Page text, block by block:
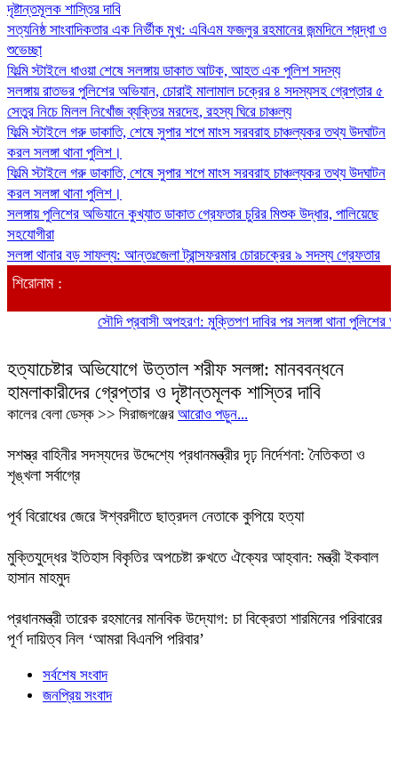
দৃষ্টান্তমূলক শাস্তির দাবি
সত্যনিষ্ঠ সাংবাদিকতার এক নির্ভীক মুখ: এবিএম ফজলুর রহমানের জন্মদিনে শ্রদ্ধা ও
শুভেচ্ছা
ফিল্মি স্টাইলে ধাওয়া শেষে সলঙ্গায় ডাকাত আটক, আহত এক পুলিশ সদস্য
সলঙ্গায় রাতভর পুলিশের অভিযান, চোরাই মালামাল চক্রের ৪ সদস্যসহ গ্রেপ্তার ৫
সেতুর নিচে মিলল নিখোঁজ ব্যক্তির মরদেহ, রহস্য ঘিরে চাঞ্চল্য
ফিল্মি স্টাইলে গরু ডাকাতি, শেষে সুপার শপে মাংস সরবরাহ চাঞ্চল্যকর তথ্য উদঘাটন
করল সলঙ্গা থানা পুলিশ।
ফিল্মি স্টাইলে গরু ডাকাতি, শেষে সুপার শপে মাংস সরবরাহ চাঞ্চল্যকর তথ্য উদঘাটন
করল সলঙ্গা থানা পুলিশ।
সলঙ্গায় পুলিশের অভিযানে কুখ্যাত ডাকাত গ্রেফতার চুরির মিশুক উদ্ধার, পালিয়েছে
সহযোগীরা
সলঙ্গা থানার বড় সাফল্য: আন্তঃজেলা ট্রান্সফরমার চোরচক্রের ৯ সদস্য গ্রেফতার
শিরোনাম :
সৌদি প্রবাসী অপহরণ: মুক্তিপণ দাবির পর সলঙ্গা থানা পুলিশের
হত্যাচেষ্টার অভিযোগে উত্তাল শরীফ সলঙ্গা: মানববন্ধনে
হামলাকারীদের গ্রেপ্তার ও দৃষ্টান্তমূলক শাস্তির দাবি
কালের বেলা ডেস্ক >> সিরাজগঞ্জের আরোও পড়ুন...
সশস্ত্র বাহিনীর সদস্যদের উদ্দেশ্যে প্রধানমন্ত্রীর দৃঢ় নির্দেশনা: নৈতিকতা ও
শৃঙ্খলা সর্বাগ্রে
পূর্ব বিরোধের জেরে ঈশ্বরদীতে ছাত্রদল নেতাকে কুপিয়ে হত্যা
মুক্তিযুদ্ধের ইতিহাস বিকৃতির অপচেষ্টা রুখতে ঐক্যের আহ্বান: মন্ত্রী ইকবাল
হাসান মাহমুদ
প্রধানমন্ত্রী তারেক রহমানের মানবিক উদ্যোগ: চা বিক্রেতা শারমিনের পরিবারের
পূর্ণ দায়িত্ব নিল ‘আমরা বিএনপি পরিবার’
সর্বশেষ সংবাদ
জনপ্রিয় সংবাদ